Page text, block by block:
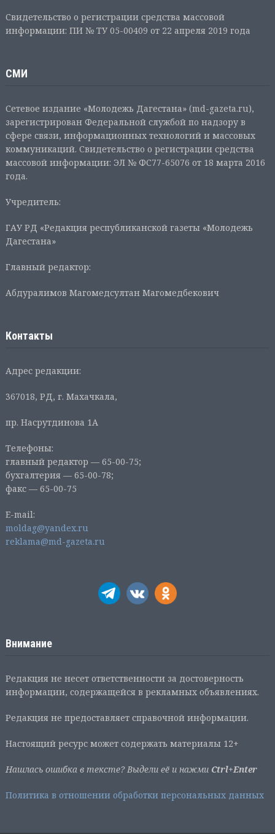
Свидетельство о регистрации средства массовой
информации: ПИ № ТУ 05-00409 от 22 апреля 2019 года
СМИ
Сетевое издание «Молодежь Дагестана» (md-gazeta.ru),
зарегистрирован Федеральной службой по надзору в
сфере связи, информационных технологий и массовых
коммуникаций. Свидетельство о регистрации средства
массовой информации: ЭЛ № ФС77-65076 от 18 марта 2016
года.
Учредитель:
ГАУ РД «Редакция республиканской газеты «Молодежь
Дагестана»
Главный редактор:
Абдуралимов Магомедсултан Магомедбекович
Контакты
Адрес редакции:
367018, РД, г. Махачкала,
пр. Насрутдинова 1А
Телефоны:
главный редактор — 65-00-75;
бухгалтерия — 65-00-78;
факс — 65-00-75
E-mail:
moldag@yandex.ru
reklama@md-gazeta.ru
Внимание
Редакция не несет ответственности за достоверность
информации, содержащейся в рекламных объявлениях.
Редакция не предоставляет справочной информации.
Настоящий ресурс может содержать материалы 12+
Нашлась ошибка в тексте? Выдели её и нажми Ctrl+Enter
Политика в отношении обработки персональных данных